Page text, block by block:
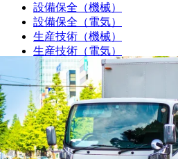
設備保全（機械）
設備保全（電気）
生産技術（機械）
生産技術（電気）
生産管理・購買・工場長
回路設計
機械設計
光学設計
金型設計
CAE解析
ソフトウェア開発・組み込み